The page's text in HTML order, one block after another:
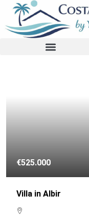
€525.000
Villa in Albir